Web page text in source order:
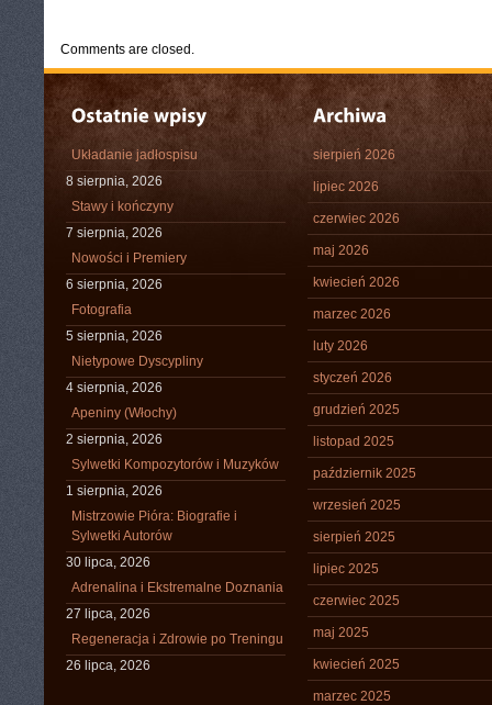
Comments are closed.
Układanie jadłospisu
8 sierpnia, 2026
Stawy i kończyny
7 sierpnia, 2026
Nowości i Premiery
6 sierpnia, 2026
Fotografia
5 sierpnia, 2026
Nietypowe Dyscypliny
4 sierpnia, 2026
Apeniny (Włochy)
2 sierpnia, 2026
Sylwetki Kompozytorów i Muzyków
1 sierpnia, 2026
Mistrzowie Pióra: Biografie i
Sylwetki Autorów
30 lipca, 2026
Adrenalina i Ekstremalne Doznania
27 lipca, 2026
Regeneracja i Zdrowie po Treningu
26 lipca, 2026
sierpień 2026
lipiec 2026
czerwiec 2026
maj 2026
kwiecień 2026
marzec 2026
luty 2026
styczeń 2026
grudzień 2025
listopad 2025
październik 2025
wrzesień 2025
sierpień 2025
lipiec 2025
czerwiec 2025
maj 2025
kwiecień 2025
marzec 2025